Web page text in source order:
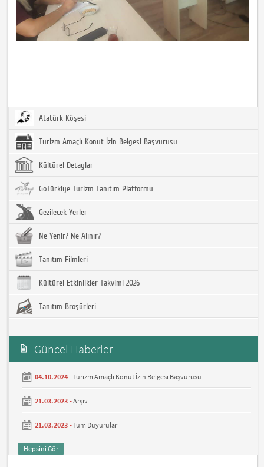
Atatürk Köşesi
Turizm Amaçlı Konut İzin Belgesi Başvurusu
Kültürel Detaylar
GoTürkiye Turizm Tanıtım Platformu
Gezilecek Yerler
Ne Yenir? Ne Alınır?
Tanıtım Filmleri
Kültürel Etkinlikler Takvimi 2026
Tanıtım Broşürleri
Güncel Haberler
04.10.2024 -Turizm Amaçlı Konut İzin Belgesi Başvurusu
21.03.2023 -Arşiv
21.03.2023 -Tüm Duyurular
Hepsini Gör